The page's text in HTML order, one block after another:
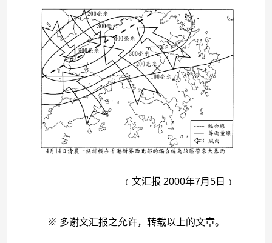
﹝文汇报 2000年7月5日﹞
※ 多谢文汇报之允许，转载以上的文章。